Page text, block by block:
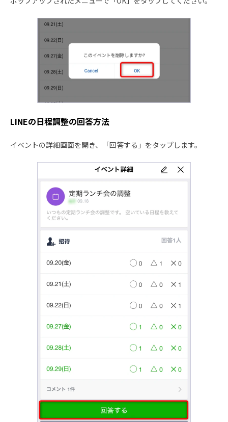
LINEの日程調整の回答方法
イベントの詳細画面を開き、「回答する」をタップします。